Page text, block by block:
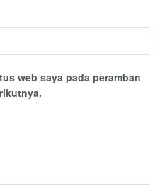
web saya pada peramban